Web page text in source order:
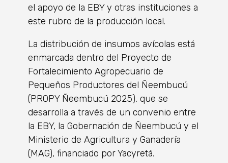
el apoyo de la EBY y otras instituciones a
este rubro de la producción local.
La distribución de insumos avícolas está
enmarcada dentro del Proyecto de
Fortalecimiento Agropecuario de
Pequeños Productores del Ñeembucú
(PROPY Ñeembucú 2025), que se
desarrolla a través de un convenio entre
la EBY, la Gobernación de Ñeembucú y el
Ministerio de Agricultura y Ganadería
(MAG), financiado por Yacyretá.